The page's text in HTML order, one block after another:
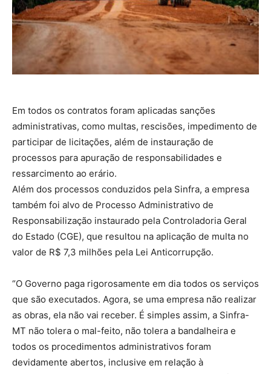
Em todos os contratos foram aplicadas sanções
administrativas, como multas, rescisões, impedimento de
participar de licitações, além de instauração de
processos para apuração de responsabilidades e
ressarcimento ao erário.
Além dos processos conduzidos pela Sinfra, a empresa
também foi alvo de Processo Administrativo de
Responsabilização instaurado pela Controladoria Geral
do Estado (CGE), que resultou na aplicação de multa no
valor de R$ 7,3 milhões pela Lei Anticorrupção.
“O Governo paga rigorosamente em dia todos os serviços
que são executados. Agora, se uma empresa não realizar
as obras, ela não vai receber. É simples assim, a Sinfra-
MT não tolera o mal-feito, não tolera a bandalheira e
todos os procedimentos administrativos foram
devidamente abertos, inclusive em relação à